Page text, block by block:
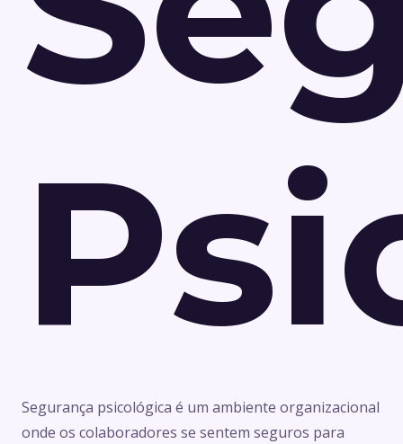
Segurança psicológica é um ambiente organizacional
onde os colaboradores se sentem seguros para